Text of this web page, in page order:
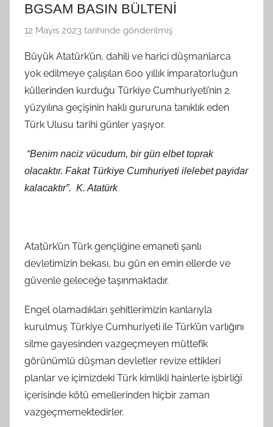
BGSAM BASIN BÜLTENİ
12 Mayıs 2023 tarihinde gönderilmiş
S
A
M
t
a
f
n
Büyük Atatürk’ün, dahili ve harici düşmanlarca
yok edilmeye çalışılan 600 yıllık imparatorluğun
küllerinden kurduğu Türkiye Cumhuriyeti’nin 2.
yüzyılına geçişinin haklı gururuna tanıklık eden
Türk Ulusu tarihi günler yaşıyor.
“Benim naciz vücudum, bir gün elbet toprak
olacaktır. Fakat Türkiye Cumhuriyeti ilelebet payidar
kalacaktır”. K. Atatürk
Atatürk’ün Türk gençliğine emaneti şanlı
devletimizin bekası, bu gün en emin ellerde ve
güvenle geleceğe taşınmaktadır.
Engel olamadıkları şehitlerimizin kanlarıyla
kurulmuş Türkiye Cumhuriyeti ile Türk’ün varlığını
silme gayesinden vazgeçmeyen müttefik
görünümlü düşman devletler revize ettikleri
planlar ve içimizdeki Türk kimlikli hainlerle işbirliği
içerisinde kötü emellerinden hiçbir zaman
vazgeçmemektedirler.